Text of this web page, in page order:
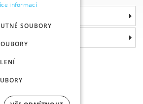
Česká republika
chybu
?
informací
SOUBORY